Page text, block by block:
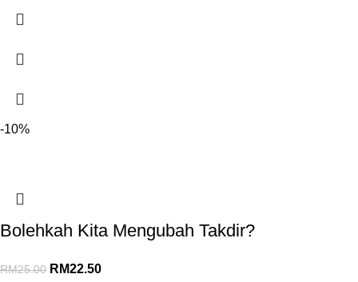
-10%
Bolehkah Kita Mengubah Takdir?
RM25.00 RM22.50